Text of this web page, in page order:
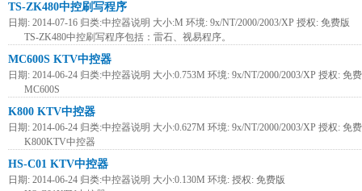
TS-ZK480中控刷写程序
日期: 2014-07-16 归类:中控器说明 大小:M 环境: 9x/NT/2000/2003/XP 授权: 免费版
TS-ZK480中控刷写程序包括：雷石、视易程序。
MC600S KTV中控器
日期: 2014-06-24 归类:中控器说明 大小:0.753M 环境: 9x/NT/2000/2003/XP 授权: 免
MC600S
K800 KTV中控器
日期: 2014-06-24 归类:中控器说明 大小:0.627M 环境: 9x/NT/2000/2003/XP 授权: 免
K800KTV中控器
HS-C01 KTV中控器
日期: 2014-06-24 归类:中控器说明 大小:0.130M 环境: 授权: 免费版